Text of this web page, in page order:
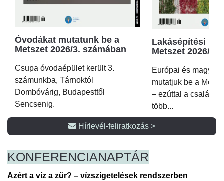
Óvodákat mutatunk be a
Metszet 2026/3. számában
Csupa óvodaépület került 3.
számunkba, Tárnoktól
Dombóvárig, Budapesttől
Sencsenig.
Lakásépítési
Metszet 2026/2.
Európai és magyar
mutatjuk be a
– ezúttal a családi
több...
Hírlevél-feliratkozás >
KONFERENCIANAPTÁR
Azért a víz a zűr? – vízszigetelések rendszerben